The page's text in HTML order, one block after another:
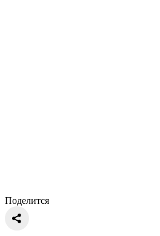
Поделится